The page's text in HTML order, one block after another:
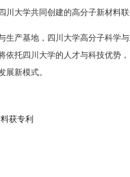
川大学共同创建的高分子新材料
生产基地，四川大学高分子科学
依托四川大学的人才与科技优势
展新模式。
获专利